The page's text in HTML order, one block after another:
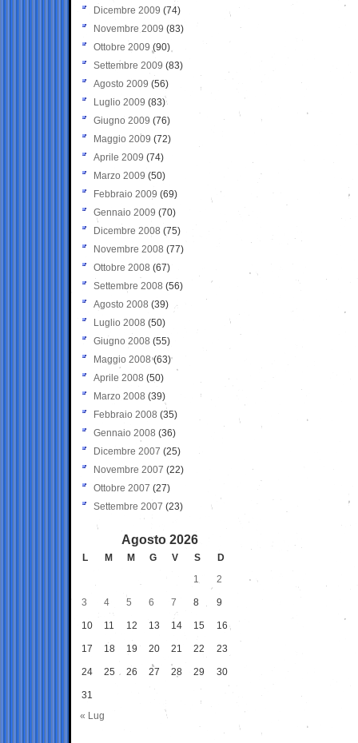
Dicembre 2009 (74)
Novembre 2009 (83)
Ottobre 2009 (90)
Settembre 2009 (83)
Agosto 2009 (56)
Luglio 2009 (83)
Giugno 2009 (76)
Maggio 2009 (72)
Aprile 2009 (74)
Marzo 2009 (50)
Febbraio 2009 (69)
Gennaio 2009 (70)
Dicembre 2008 (75)
Novembre 2008 (77)
Ottobre 2008 (67)
Settembre 2008 (56)
Agosto 2008 (39)
Luglio 2008 (50)
Giugno 2008 (55)
Maggio 2008(63)
Aprile 2008 (50)
Marzo 2008 (39)
Febbraio 2008 (35)
Gennaio 2008 (36)
Dicembre 2007 (25)
Novembre 2007 (22)
Ottobre 2007 (27)
Settembre 2007 (23)
Agosto 2026
L M M G V S
D
1
2
3 4 5 6 7 8 9
10 11 12 13 14 15 16
17 18 19 20 21 22 23
24 25 26 27 28 29 30
31
« Lug